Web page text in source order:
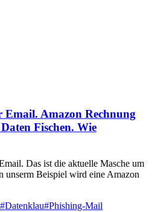
Email. Amazon Rechnung
Fischen. Wie
Das ist die aktuelle Masche um
unserm Beispiel wird eine Amazon
#Datenklau#Phishing-Mail